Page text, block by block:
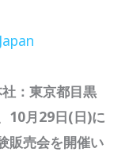
：東京都目黒
10月29日(日)に
販売会を開催い